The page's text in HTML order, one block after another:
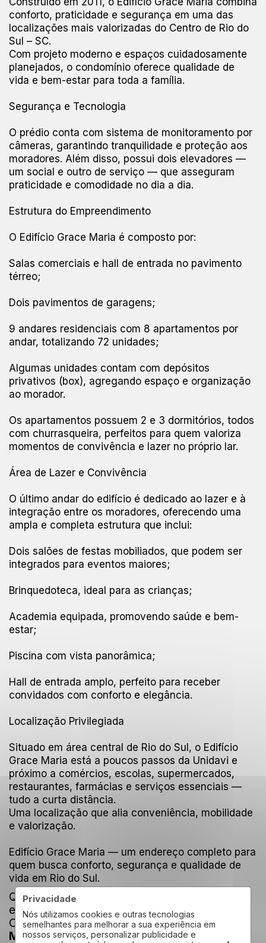
Privacidade
Nós utilizamos cookies e outras tecnologias
semelhantes para melhorar a sua experiência em
nossos serviços, personalizar publicidade e
conforto, praticidade e segurança em uma das
localizações mais valorizadas do Centro de Rio do
Sul – SC.
Com projeto moderno e espaços cuidadosamente
planejados, o condomínio oferece qualidade de
vida e bem-estar para toda a família.
Segurança e Tecnologia
O prédio conta com sistema de monitoramento por
câmeras, garantindo tranquilidade e proteção aos
moradores. Além disso, possui dois elevadores —
um social e outro de serviço — que asseguram
praticidade e comodidade no dia a dia.
Estrutura do Empreendimento
O Edifício Grace Maria é composto por:
Salas comerciais e hall de entrada no pavimento
térreo;
Dois pavimentos de garagens;
9 andares residenciais com 8 apartamentos por
andar, totalizando 72 unidades;
Algumas unidades contam com depósitos
privativos (box), agregando espaço e organização
ao morador.
Os apartamentos possuem 2 e 3 dormitórios, todos
com churrasqueira, perfeitos para quem valoriza
momentos de convivência e lazer no próprio lar.
Área de Lazer e Convivência
O último andar do edifício é dedicado ao lazer e à
integração entre os moradores, oferecendo uma
ampla e completa estrutura que inclui:
Dois salões de festas mobiliados, que podem ser
integrados para eventos maiores;
Brinquedoteca, ideal para as crianças;
Academia equipada, promovendo saúde e bem-
estar;
Piscina com vista panorâmica;
Hall de entrada amplo, perfeito para receber
convidados com conforto e elegância.
Localização Privilegiada
Situado em área central de Rio do Sul, o Edifício
Grace Maria está a poucos passos da Unidavi e
próximo a comércios, escolas, supermercados,
restaurantes, farmácias e serviços essenciais —
tudo a curta distância.
Uma localização que alia conveniência, mobilidade
e valorização.
Edifício Grace Maria — um endereço completo para
quem busca conforto, segurança e qualidade de
vida em Rio do Sul.
Quer saber um pouco mais sobre o
empreendimento?
Clique aqui e veja mais detalhes doGrace
Maria.